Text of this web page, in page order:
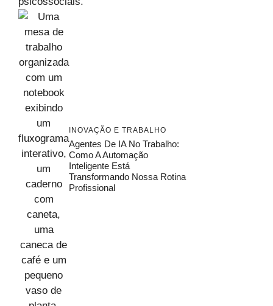
INOVAÇÃO E TRABALHO
Agentes De IA No Trabalho:
Como A Automação
Inteligente Está
Transformando Nossa Rotina
Profissional